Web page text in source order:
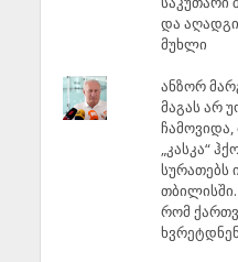
და
მუხლი
ანზორ
მაგას არ
ჩამოვიდა,
„კასკა“
სურათებს
რომ